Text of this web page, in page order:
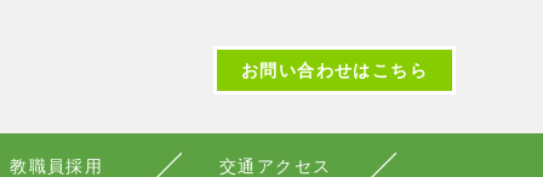
お問い合わせはこちら
教職員採用 交通アクセス